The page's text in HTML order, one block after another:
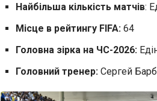
Найбільша кількість матчів:
Місце в рейтингу FIFA: 64
Головна зірка на ЧС-2026:
Головний тренер: Сергей